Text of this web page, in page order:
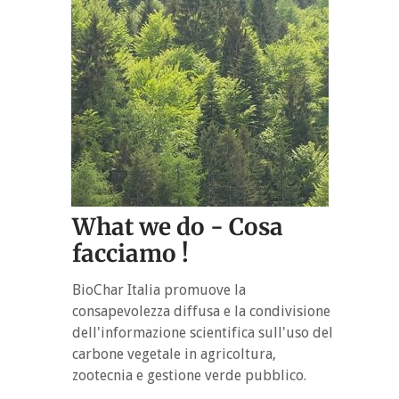
What we do - Cosa
facciamo !
BioChar Italia promuove la
consapevolezza diffusa e la condivisione
dell'informazione scientifica sull'uso del
carbone vegetale in agricoltura,
zootecnia e gestione verde pubblico.